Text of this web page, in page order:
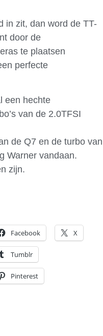
in zit, dan word de TT-
door de
te plaatsen
perfecte
een hechte
van de 2.0TFSI
de Q7 en de turbo van
Warner vandaan.
zijn.
Facebook X
Tumblr
Pinterest